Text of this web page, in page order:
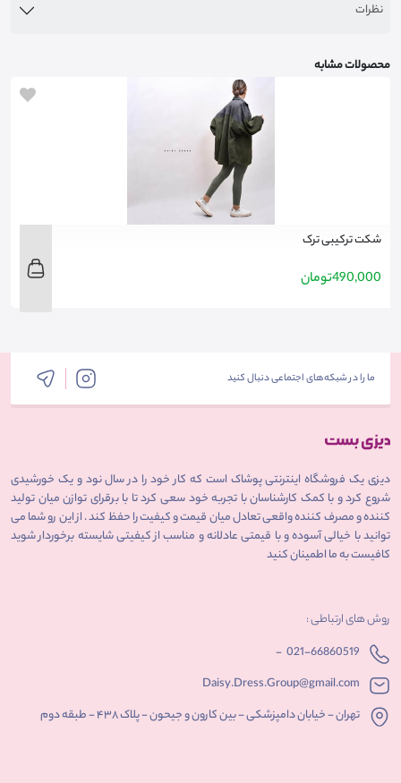
نظرات
محصولات مشابه
شکت ترکیبی ترک
490,000تومان
ما را در شبکه‌های اجتماعی دنبال کنید
دیزی یک فروشگاه اینترنتی پوشاک است که کار خود را در سال نود و یک خورشیدی
شروع کرد و با کمک کارشناسان با تجربه خود سعی کرد تا با برقرای توازن میان تولید
کننده و مصرف کننده واقعی تعادل میان قیمت و کیفیت را حفظ کند . از این رو شما می
توانید با خیالی آسوده و با قیمتی عادلانه و مناسب از کیفیتی شایسته برخوردار شوید
کافیست به ما اطمینان کنید
روش های ارتباطی :
021-66860519
-
Daisy.Dress.Group@gmail.com
تهران - خیابان دامپزشکی - بین کارون و جیحون - پلاک ۴۳۸ - طبقه دوم